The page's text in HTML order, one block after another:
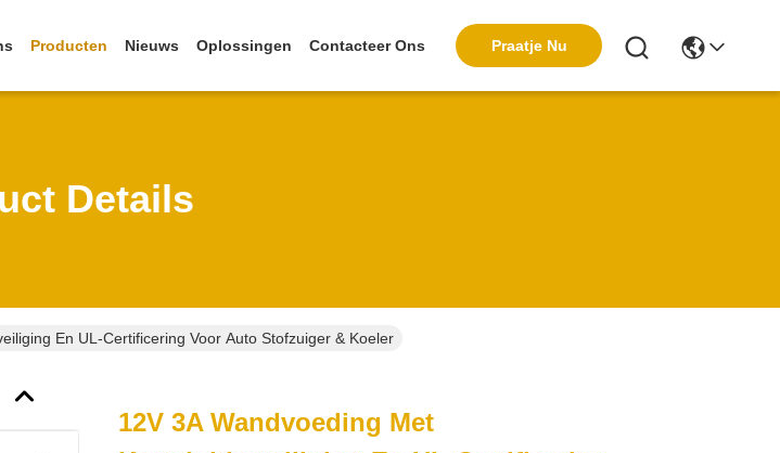
Producten Nieuws Oplossingen Contacteer Ons Praatje Nu
Details
En UL-Certificering Voor Auto Stofzuiger & Koeler
12V 3A Wandvoeding Met